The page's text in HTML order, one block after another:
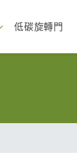
低碳旋轉門